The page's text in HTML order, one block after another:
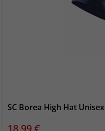
SC Borea High Hat Unisex
Preis
18,99 €